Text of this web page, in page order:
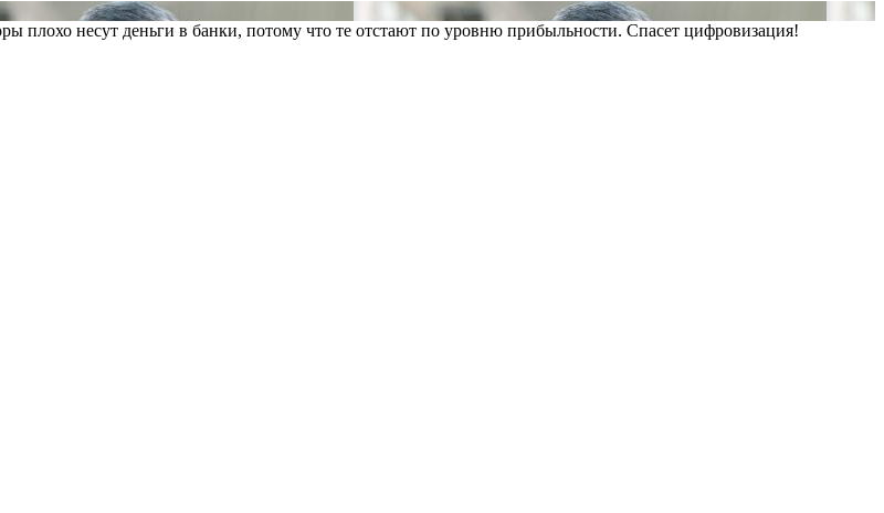
плохо несут деньги в банки, потому что те отстают по уровню прибыльности. Спасет цифровизация!